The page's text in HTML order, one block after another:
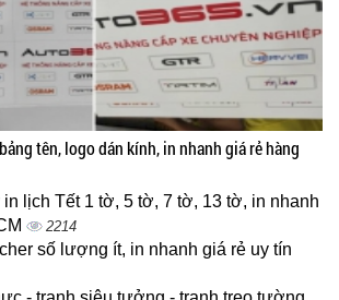
tên, logo dán kính, in nhanh giá rẻ hàng
in lịch Tết 1 tờ, 5 tờ, 7 tờ, 13 tờ, in nhanh
2214
số lượng ít, in nhanh giá rẻ uy tín